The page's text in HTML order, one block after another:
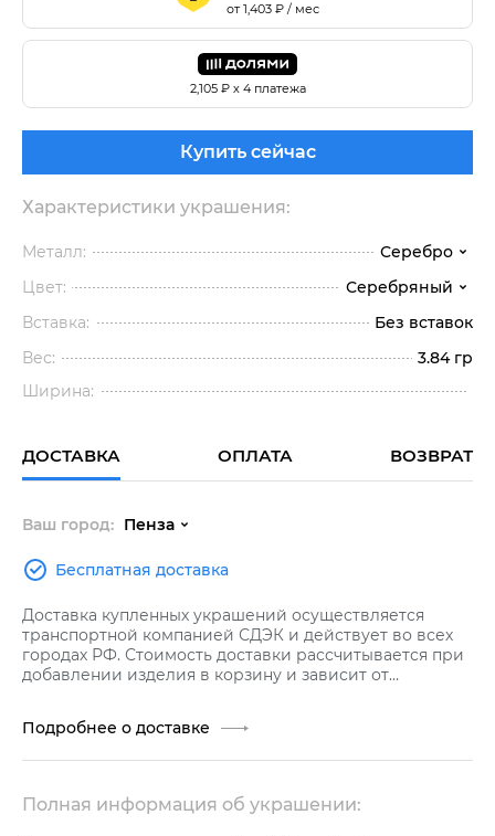
от1,403 ₽ / мес
2,105₽ х 4 платежа
Купить сейчас
Характеристики украшения:
Металл:
Серебро
Цвет:
Серебряный
Вставка:
Без вставок
Вес:
3.84 гр
Ширина:
ДОСТАВКА ОПЛАТА ВОЗВРАТ
Ваш город: Пенза
Бесплатная доставка
Доставка купленных украшений осуществляется
транспортной компанией СДЭК и действует во всех
городах РФ. Стоимость доставки рассчитывается при
добавлении изделия в корзину и зависит от
Подробнее о доставке
Полная информация об украшении: